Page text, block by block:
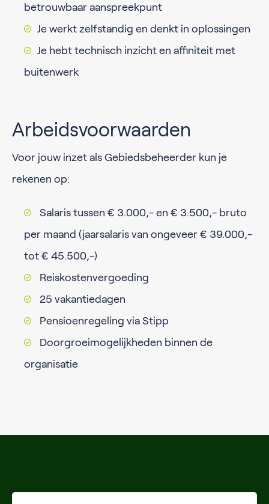
betrouwbaar aanspreekpunt
Je werkt zelfstandig en denkt in oplossingen
Je hebt technisch inzicht en affiniteit met
buitenwerk
Arbeidsvoorwaarden
Voor jouw inzet als Gebiedsbeheerder kun je
rekenen op:
Salaris tussen € 3.000,- en € 3.500,- bruto
per maand (jaarsalaris van ongeveer € 39.000,-
tot € 45.500,-)
Reiskostenvergoeding
25 vakantiedagen
Pensioenregeling via Stipp
Doorgroeimogelijkheden binnen de
organisatie